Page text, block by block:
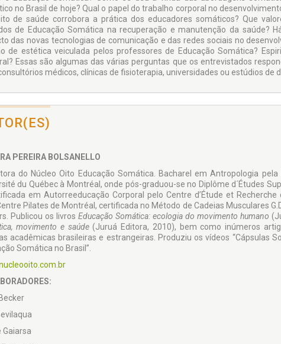
no Brasil de hoje? Qual o papel do trabalho corporal no
de saúde cor­robora a prática dos educadores somáticos? Que
de Educação Somática na recuperação e manutenção da saúde?
das novas tecnologias de comunicação e das redes sociais no
de estética veiculada pelos professores de Educação Somática?
Essas são algumas das várias perguntas que os entrevistados
médicos, clínicas de fisioterapia, universi­dades ou estúdios de
PEREIRA BOLSANELLO
do Núcleo Oito Educação Somática. Bacha­rel em Antropologia
du Québec à Montréal, onde pós-graduou-se no Diplôme d´Études
em Autorreeducação Corporal pelo Centre d’Étude et
Pilates de Montréal, certificada no Método de Cadeias Musculares
Publicou os livros Educação Somática: ecologia do movimento humano
movimento e saúde(Juruá Editora, 2010), bem como inúmeros
acadêmicas brasileiras e estrangeiras. Produziu os vídeos “Cápsulas
Somática no Brasil”.
Gaiarsa